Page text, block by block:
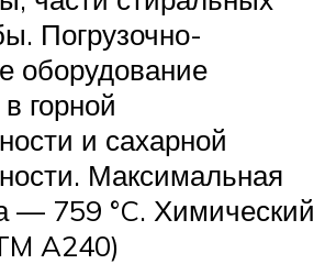
Погрузочно-
оборудование
горной
и сахарной
Максимальная
— 759 °C. Химический
A240)